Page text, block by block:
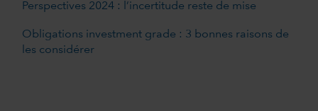
Perspectives 2024 : l’incertitude reste de mise
Obligations investment grade : 3 bonnes raisons de
les considérer